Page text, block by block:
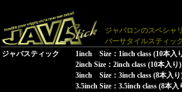
ジャバロンのスペシャ
バーサタイルスティッ
ジャバスティック
1inch Size：1inch class (10本入
2inch Size：2inch class (10本入り)
3inch Size：3inch class (8本入り
3.5inch Size：3.5inch class (8本入